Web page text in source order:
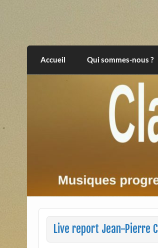
Clair et Obscur
Accueil Qui sommes-nous ?
Live report Jean-Pierre